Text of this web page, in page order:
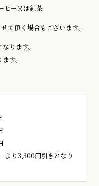
ヒー又は紅茶
て頂く場合もございます。
ります。
す。
より3,300円引きとなり